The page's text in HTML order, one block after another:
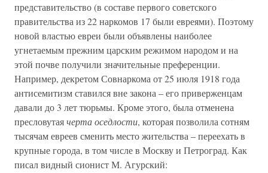
представительство (в составе первого советского
правительства из 22 наркомов 17 были евреями). Поэтому
новой властью евреи были объявлены наиболее
угнетаемым прежним царским режимом народом и на
этой почве получили значительные преференции.
Например, декретом Совнаркома от 25 июля 1918 года
антисемитизм ставился вне закона – его приверженцам
давали до 3 лет тюрьмы. Кроме этого, была отменена
пресловутаячерта оседлости, которая позволила сотням
тысячам евреев сменить место жительства – переехать в
крупные города, в том числе в Москву и Петроград. Как
писал видный сионист М. Агурский: